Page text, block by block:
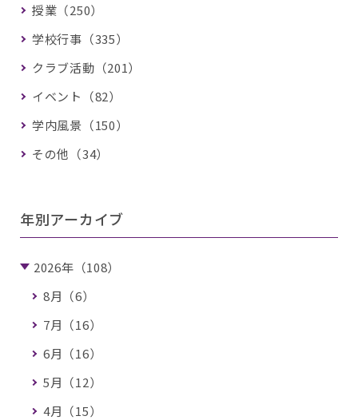
授業（250）
学校行事（335）
クラブ活動（201）
イベント（82）
学内風景（150）
その他（34）
年別アーカイブ
2026年（108）
8月（6）
7月（16）
6月（16）
5月（12）
4月（15）